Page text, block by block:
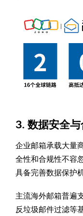
3. 数据安全
企业邮箱承载大量
全性和合规性不容
具备完善数据保护
主流海外邮箱普遍
反垃圾邮件过滤等